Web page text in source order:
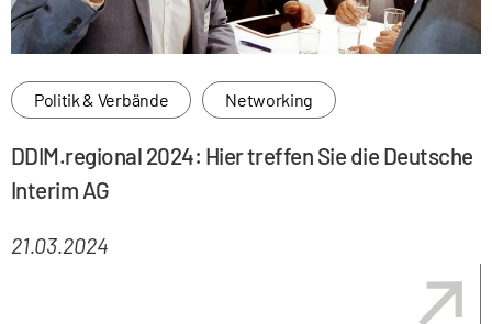
Politik & Verbände Networking
DDIM.regional 2024: Hier treffen Sie die Deutsche
Interim AG
21.03.2024